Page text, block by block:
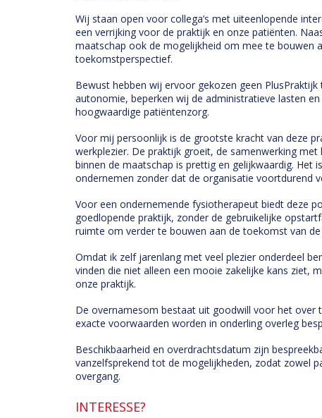
Wij staan open voor collega’s met uiteenlopende
een verrijking voor de praktijk en onze patiënten.
maatschap ook de mogelijkheid om mee te bouwen
toekomstperspectief.
Bewust hebben wij ervoor gekozen geen
autonomie, beperken wij de administratieve lasten
hoogwaardige patiëntenzorg.
Voor mij persoonlijk is de grootste kracht van deze
werkplezier. De praktijk groeit, de samenwerking
binnen de maatschap is prettig en gelijkwaardig. Het
ondernemen zonder dat de organisatie voortdurend
Voor een ondernemende fysiotherapeut biedt deze
goedlopende praktijk, zonder de gebruikelijke
ruimte om verder te bouwen aan de toekomst van
Omdat ik zelf jarenlang met veel plezier onderdeel
vinden die niet alleen een mooie zakelijke kans ziet,
onze praktijk.
De overnamesom bestaat uit goodwill voor het over
exacte voorwaarden worden in onderling overleg
Beschikbaarheid en overdrachtsdatum zijn
vanzelfsprekend tot de mogelijkheden, zodat zowel
overgang.
INTERESSE?